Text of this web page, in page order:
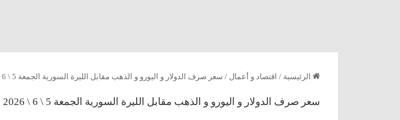
الرئيسية / اقتصاد و أعمال / سعر صرف الدولار و اليورو و الذهب مقابل الليرة السورية الجمعة 5 \ 6 \ 2026
سعر صرف الدولار و اليورو و الذهب مقابل الليرة السورية الجمعة 5 \ 6 \ 2026